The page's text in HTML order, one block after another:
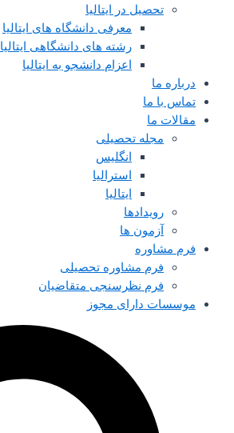
تحصیل در ایتالیا
معرفی دانشگاه های ایتالیا
رشته های دانشگاهی ایتالیا
اعزام دانشجو به ایتالیا
درباره ما
تماس با ما
مقالات ما
مجله تحصیلی
انگلیس
استرالیا
ایتالیا
رویدادها
آزمون ها
فرم مشاوره
فرم مشاوره تحصیلی
فرم نظرسنجی متقاضیان
موسسات دارای مجوز